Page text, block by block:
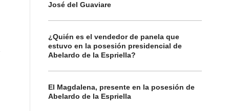
José del Guaviare
¿Quién es el vendedor de panela que
estuvo en la posesión presidencial de
Abelardo de la Espriella?
El Magdalena, presente en la posesión de
Abelardo de la Espriella